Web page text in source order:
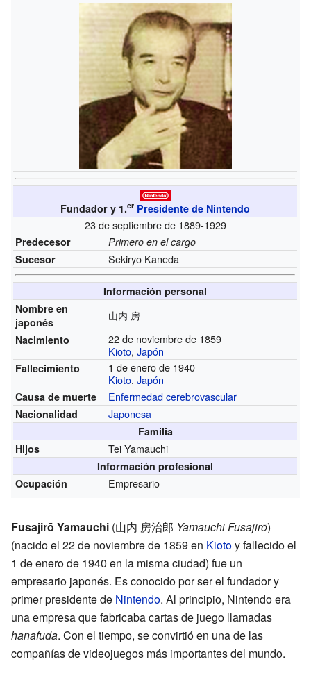
Fundador y 1.er Presidente de Nintendo
23 de septiembre de 1889-1929
Predecesor
Primero en el cargo
Sucesor
Sekiryo Kaneda
Información personal
Nombre en
japonés
山内 房
Nacimiento
22 de noviembre de 1859
Kioto,Japón
Fallecimiento
1 de enero de 1940
Kioto,Japón
Causa de muerte Enfermedad cerebrovascular
Nacionalidad Japonesa
Familia
Hijos
Tei Yamauchi
Información profesional
Ocupación
Empresario
Fusajirō Yamauchi (山内 房治郎 Yamauchi Fusajirō)
(nacido el 22 de noviembre de 1859 en Kiotoy fallecido el
1 de enero de 1940 en la misma ciudad) fue un
empresario japonés. Es conocido por ser el fundador y
primer presidente de Nintendo. Al principio, Nintendo era
una empresa que fabricaba cartas de juego llamadas
hanafuda. Con el tiempo, se convirtió en una de las
compañías de videojuegos más importantes del mundo.